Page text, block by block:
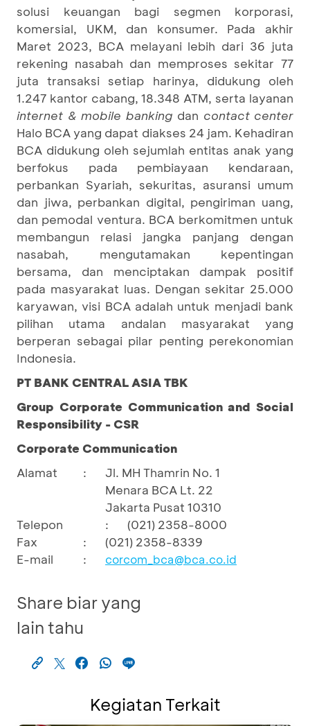
solusi keuangan bagi segmen korporasi,
komersial, UKM, dan konsumer. Pada akhir
Maret 2023, BCA melayani lebih dari 36 juta
rekening nasabah dan memproses sekitar 77
juta transaksi setiap harinya, didukung oleh
1.247 kantor cabang, 18.348 ATM, serta layanan
internet & mobile banking dan contact center
Halo BCA yang dapat diakses 24 jam. Kehadiran
BCA didukung oleh sejumlah entitas anak yang
berfokus pada pembiayaan kendaraan,
perbankan Syariah, sekuritas, asuransi umum
dan jiwa, perbankan digital, pengiriman uang,
dan pemodal ventura. BCA berkomitmen untuk
membangun relasi jangka panjang dengan
nasabah, mengutamakan kepentingan
bersama, dan menciptakan dampak positif
pada masyarakat luas. Dengan sekitar 25.000
karyawan, visi BCA adalah untuk menjadi bank
pilihan utama andalan masyarakat yang
berperan sebagai pilar penting perekonomian
Indonesia.
PT BANK CENTRAL ASIA TBK
Group Corporate Communication and Social
Responsibility - CSR
Corporate Communication
Alamat
:
Jl. MH Thamrin No. 1
Menara BCA Lt. 22
Jakarta Pusat 10310
Telepon
:
(021) 2358-8000
Fax
:
(021) 2358-8339
E-mail
: corcom_bca@bca.co.id
Share biar yang
lain tahu
Kegiatan Terkait